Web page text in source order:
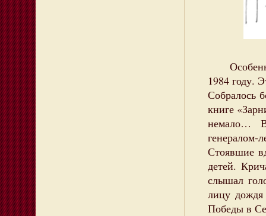
1984 году.
Собралось
книге
немало…
Стоявшие
детей.
слышал
лицу
Победы в